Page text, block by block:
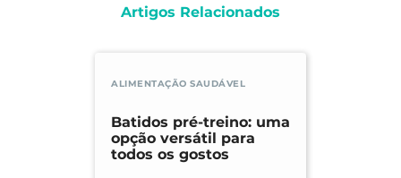
Artigos Relacionados
ALIMENTAÇÃO SAUDÁVEL
Batidos pré-treino: uma
opção versátil para
todos os gostos